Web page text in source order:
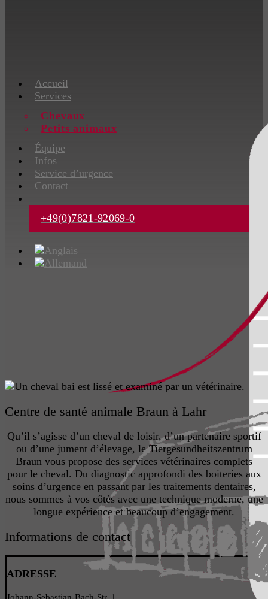
Accueil
Services
Chevaux
Petits animaux
Équipe
Infos
Service d’urgence
Contact
+49(0)7821-92069-0
Centre de santé animale Braun à Lahr
Qu’il s’agisse d’un cheval de loisir, d’un partenaire sportif
ou d’une jument d’élevage, le Tiergesundheitszentrum
Braun vous propose des services vétérinaires complets
pour le cheval. Du diagnostic approfondi des boiteries aux
soins d’urgence en passant par les traitements dentaires,
nous sommes à vos côtés avec une technique moderne, une
longue expérience et beaucoup d’engagement.
Informations de contact
ADRESSE